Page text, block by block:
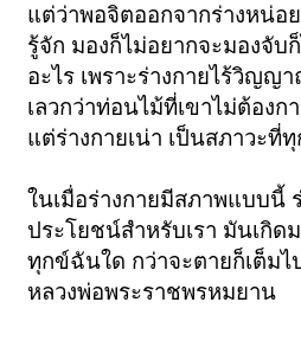
แต่ว่าพอจิตออกจากร่างหน่อ
รู้จัก มองก็ไม่อยากจะมองจับ
อะไร เพราะร่างกายไร้วิญญ
เลวกว่าท่อนไม้ที่เขาไม่ต้องก
แต่ร่างกายเน่า เป็นสภาวะที่
ในเมื่อร่างกายมีสภาพแบบนี้
ประโยชน์สำหรับเรา มันเกิด
ทุกข์ฉันใด กว่าจะตายก็เต็ม
หลวงพ่อพระราชพรหมยาน